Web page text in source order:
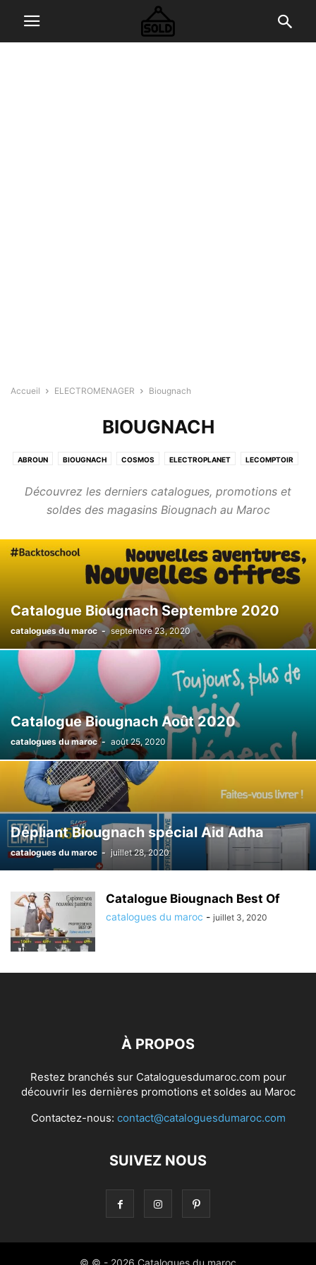
Accueil ELECTROMENAGER Biougnach
BIOUGNACH
ABROUN BIOUGNACH COSMOS ELECTROPLANET LECOMPTOIR
Découvrez les derniers catalogues, promotions et
soldes des magasins Biougnach au Maroc
Catalogue Biougnach Septembre 2020
catalogues du maroc - septembre 23, 2020
Catalogue Biougnach Août 2020
catalogues du maroc - août 25, 2020
Dépliant Biougnach spécial Aid Adha
catalogues du maroc - juillet 28, 2020
Catalogue Biougnach Best Of
catalogues du maroc - juillet 3, 2020
À PROPOS
Restez branchés sur Cataloguesdumaroc.com pour
découvrir les dernières promotions et soldes au Maroc
Contactez-nous: contact@cataloguesdumaroc.com
SUIVEZ NOUS
© © - 2026 Catalogues du maroc